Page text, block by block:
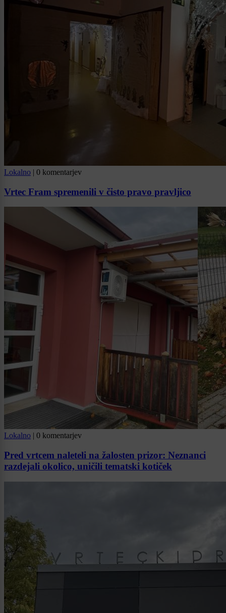
Lokalno | 0 komentarjev
Vrtec Fram spremenili v čisto pravo pravljico
Lokalno | 0 komentarjev
Pred vrtcem naleteli na žalosten prizor: Neznanci
razdejali okolico, uničili tematski kotiček